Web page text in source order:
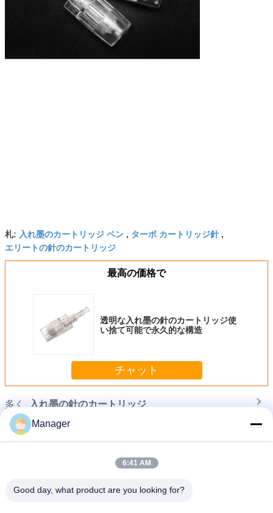
札: 入れ墨のカートリッジ ペン , ターボ カートリッジ針 ,
エリートの針のカートリッジ
最高の価格で
透明な入れ墨の針のカートリッジ使
い捨て可能で永久的な構造
チャット
多く入れ墨の針のカートリッジ
Manager
6:41 AM
Good day, what product are you looking for?